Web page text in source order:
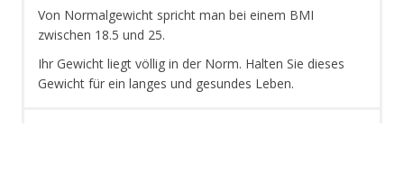
Von Normalgewicht spricht man bei einem BMI
zwischen 18.5 und 25.
Ihr Gewicht liegt völlig in der Norm. Halten Sie dieses
Gewicht für ein langes und gesundes Leben.